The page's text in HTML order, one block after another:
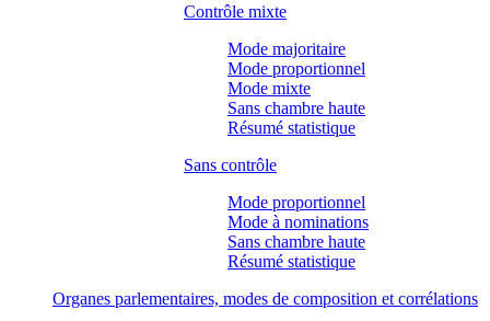
Contrôle mixte
Mode majoritaire
Mode proportionnel
Mode mixte
Sans chambre haute
Résumé statistique
Sans contrôle
Mode proportionnel
Mode à nominations
Sans chambre haute
Résumé statistique
Organes parlementaires, modes de composition et corrélations